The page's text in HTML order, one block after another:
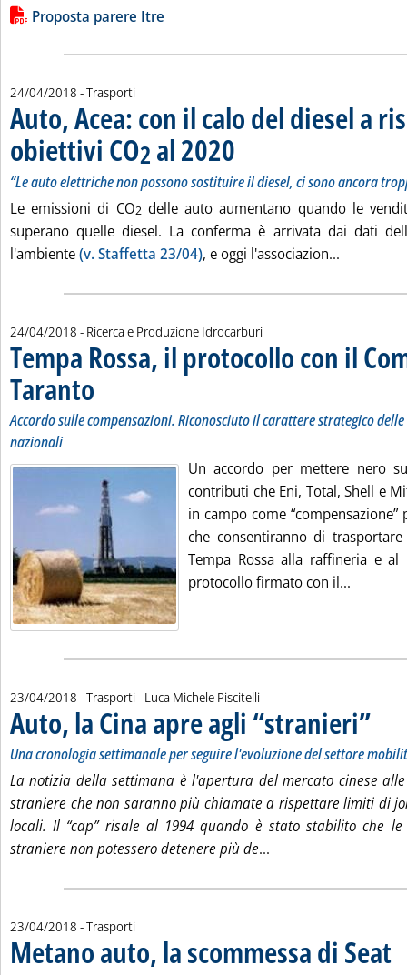
Lista allegati PDF alla notizia
Proposta parere Itre
24/04/2018 - Trasporti
Auto, Acea: con il calo del diesel a
obiettivi CO2 al 2020
“Le auto elettriche non possono sostituire il diesel, ci sono ancora
Le emissioni di CO2 delle auto aumentano quando le
superano quelle diesel. La conferma è arrivata dai dati
l'ambiente(v. Staffetta 23/04), e oggi l'associazion...
24/04/2018 - Ricerca e Produzione Idrocarburi
Tempa Rossa, il protocollo con il
Taranto . Sottotitolo: Accordo sulle compensazioni. Riconosciuto il carattere
. Pubblicata martedì 24 aprile 2018 alle 11.14.
Accordo sulle compensazioni. Riconosciuto il carattere strategico
nazionali
Un accordo per mettere nero
contributi che Eni, Total, Shell e
in campo come
che consentiranno di
Tempa Rossa alla raffineria e
protocollo firmato con il...
23/04/2018 - Trasporti - di:
Luca Michele Piscitelli
Auto, la Cina apre agli “stranieri”..
Una cronologia settimanale per seguire l'evoluzione del settore
La notizia della settimana è l'apertura del mercato cinese
straniere che non saranno più chiamate a rispettare limiti di
locali. Il “cap” risale al 1994 quando è stato stabilito che le
straniere non potessero detenere più de...
23/04/2018 - Trasporti
Metano auto, la scommessa di Seat